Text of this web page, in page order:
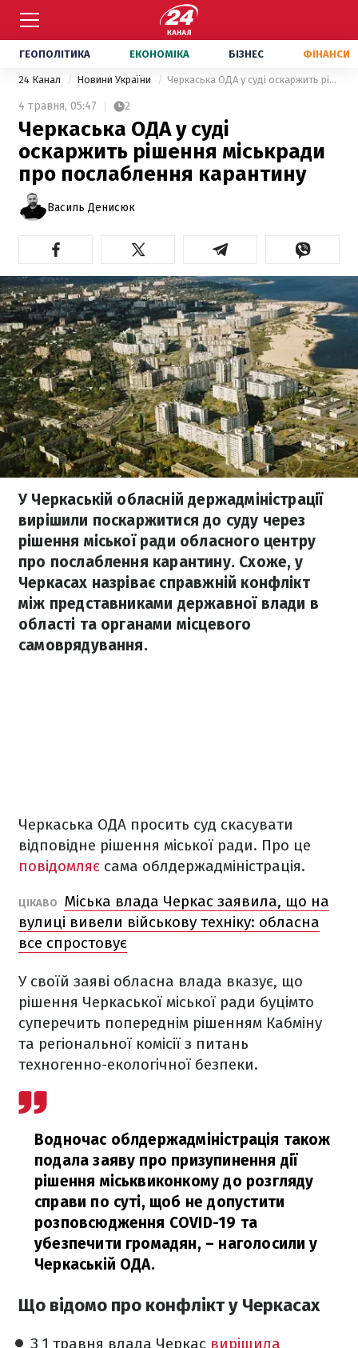
ГЕОПОЛІТИКА ЕКОНОМІКА БІЗНЕС ФІНАНСИ
24 Канал Новини України Черкаська ОДА у суді оскаржить рішення міськради про послаблення карантину
4 травня, 05:47 2
Черкаська ОДА у суді
оскаржить рішення міськради
про послаблення карантину
Василь Денисюк
У Черкаській обласній держадміністрації
вирішили поскаржитися до суду через
рішення міської ради обласного центру
про послаблення карантину. Схоже, у
Черкасах назріває справжній конфлікт
між представниками державної влади в
області та органами місцевого
самоврядування.
Черкаська ОДА просить суд скасувати
відповідне рішення міської ради. Про це
повідомляє сама облдержадміністрація.
ЦІКАВО
Міська влада Черкас заявила, що на
вулиці вивели військову техніку: обласна
все спростовує
У своїй заяві обласна влада вказує, що
рішення Черкаської міської ради буцімто
суперечить попереднім рішенням Кабміну
та регіональної комісії з питань
техногенно-екологічної безпеки.
Водночас облдержадміністрація також
подала заяву про призупинення дії
рішення міськвиконкому до розгляду
справи по суті, щоб не допустити
розповсюдження COVID-19 та
убезпечити громадян, – наголосили у
Черкаській ОДА.
Що відомо про конфлікт у Черкасах
З 1 травня влада Черкас вирішила